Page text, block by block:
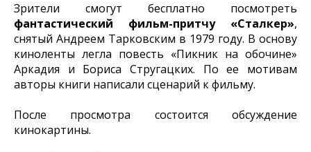
Зрители смогут бесплатно посмотреть
фантастический фильм-притчу «Сталкер»,
снятый Андреем Тарковским в 1979 году. В основу
киноленты легла повесть «Пикник на обочине»
Аркадия и Бориса Стругацких. По ее мотивам
авторы книги написали сценарий к фильму.
После просмотра состоится обсуждение
кинокартины.